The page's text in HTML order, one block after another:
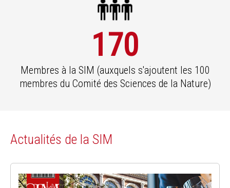
170
Membres à la SIM (auxquels s'ajoutent les 100
membres du Comité des Sciences de la Nature)
Actualités de la SIM